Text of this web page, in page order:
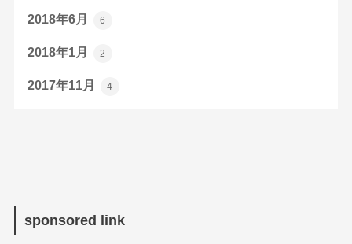
2018年6月 6
2018年1月 2
2017年11月 4
sponsored link